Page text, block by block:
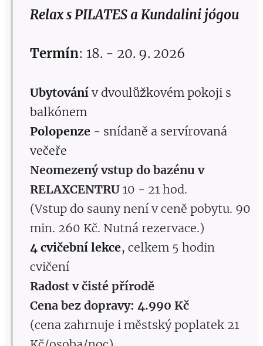
Relax s PILATES a Kundalini jógou
Termín: 18. - 20. 9. 2026
Ubytování v dvoulůžkovém pokoji s
balkónem
Polopenze - snídaně a servírovaná
večeře
Neomezenývstup do bazénu v
RELAXCENTRU 10 - 21 hod.
(Vstup do sauny není v ceně pobytu. 90
min. 260 Kč. Nutná rezervace.)
4 cvičební lekce, celkem 5 hodin
cvičení
Radost v čisté přírodě
Cena bez dopravy: 4.990 Kč
(cena zahrnuje i městský poplatek 21